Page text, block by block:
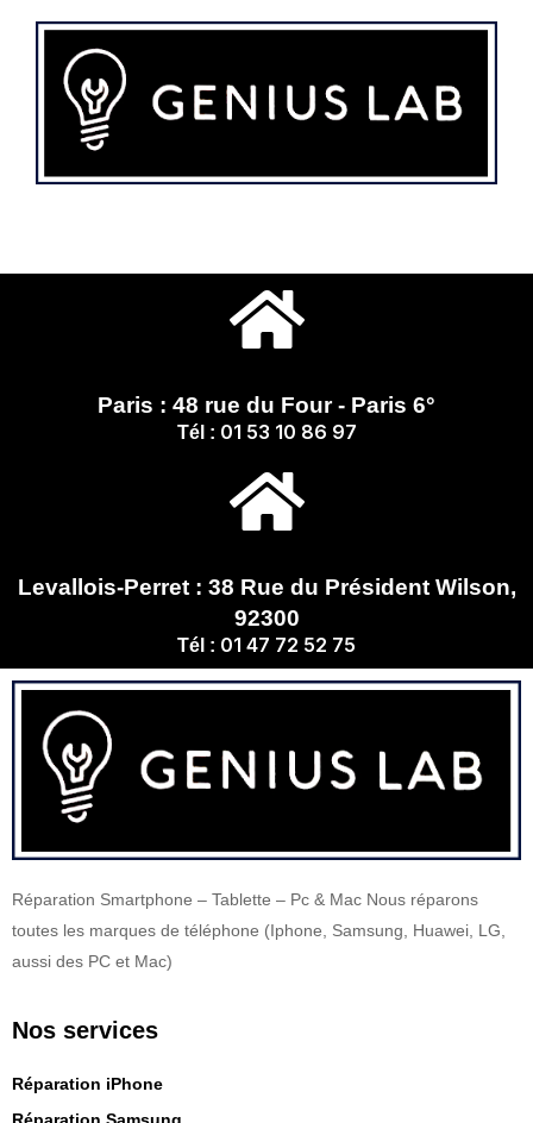
Paris : 48 rue du Four - Paris 6°
Tél : 01 53 10 86 97
Levallois-Perret : 38 Rue du Président Wilson,
92300
Tél : 01 47 72 52 75
Réparation Smartphone – Tablette – Pc & Mac Nous réparons
toutes les marques de téléphone (Iphone, Samsung, Huawei, LG,
aussi des PC et Mac)
Nos services
Réparation iPhone
Réparation Samsung